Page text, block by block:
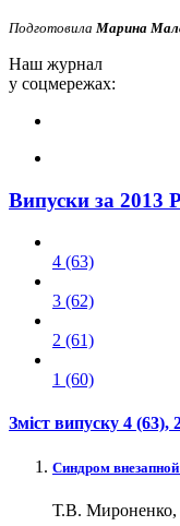
Подготовила Марина
Наш журнал
у соцмережах:
Випуски за 2013
4 (63)
3 (62)
2 (61)
1 (60)
Зміст випуску 4 (63),
Синдром
Т.В. Мироненко,